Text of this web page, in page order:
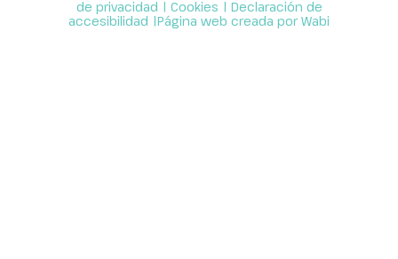
de privacidad | Cookies | Declaración de
accesibilidad |Página web creada porWabi